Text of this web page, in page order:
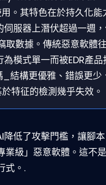
。其特色在於持久化能
服器上潛伏超過一週
數據。傳統惡意軟體
模式單一而被EDR產品
_結構更優雅、錯誤更少
特征的檢測幾乎失效。
降低了攻擊門檻，讓腳本
業級」惡意軟體。這不是
式。.